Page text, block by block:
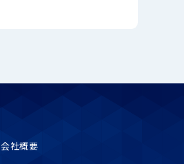
会社概要